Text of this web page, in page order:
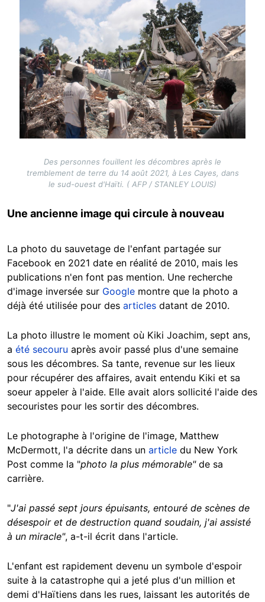
Des personnes fouillent les décombres après le
tremblement de terre du 14 août 2021, à Les Cayes, dans
le sud-ouest d'Haïti. ( AFP / STANLEY LOUIS)
Une ancienne image qui circule à nouveau
La photo du sauvetage de l'enfant partagée sur
Facebook en 2021 date en réalité de 2010, mais les
publications n'en font pas mention. Une recherche
d'image inversée sur Google montre que la photo a
déjà été utilisée pour des articles datant de 2010.
La photo illustre le moment où Kiki Joachim, sept ans,
a été secouru après avoir passé plus d'une semaine
sous les décombres. Sa tante, revenue sur les lieux
pour récupérer des affaires, avait entendu Kiki et sa
soeur appeler à l'aide. Elle avait alors sollicité l'aide des
secouristes pour les sortir des décombres.
Le photographe à l'origine de l'image, Matthew
McDermott, l'a décrite dans un article du New York
Post comme la "photo la plus mémorable"de sa
carrière.
"J'ai passé sept jours épuisants, entouré de scènes de
désespoir et de destruction quand soudain, j'ai assisté
à un miracle", a-t-il écrit dans l'article.
L'enfant est rapidement devenu un symbole d'espoir
suite à la catastrophe qui a jeté plus d'un million et
demi d'Haïtiens dans les rues, laissant les autorités de